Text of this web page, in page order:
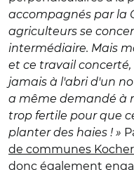
accompagnés par la
agriculteurs se
intermédiaire. Mais
et ce travail
jamais à l'abri d'un
a même demandé à
trop fertile pour que
planter des haies ! »
de communes
donc également